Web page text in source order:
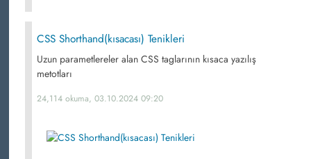
CSS Shorthand(kısacası) Tenikleri
Uzun parametlereler alan CSS taglarının kısaca yazılış
metotları
24,114 okuma, 03.10.2024 09:20